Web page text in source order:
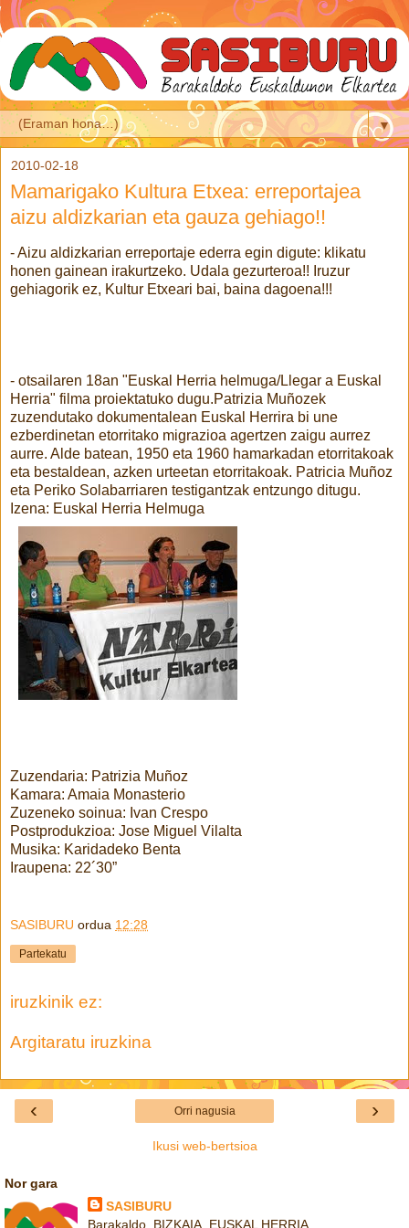
▼
2010-02-18
Mamarigako Kultura Etxea: erreportajea
aizu aldizkarian eta gauza gehiago!!
- Aizu aldizkarian erreportaje ederra egin digute: klikatu
honen gainean irakurtzeko. Udala gezurteroa!! Iruzur
gehiagorik ez, Kultur Etxeari bai, baina dagoena!!!
- otsailaren 18an "Euskal Herria helmuga/Llegar a Euskal
Herria" filma proiektatuko dugu.Patrizia Muñozek
zuzendutako dokumentalean Euskal Herrira bi une
ezberdinetan etorritako migrazioa agertzen zaigu aurrez
aurre. Alde batean, 1950 eta 1960 hamarkadan etorritakoak
eta bestaldean, azken urteetan etorritakoak. Patricia Muñoz
eta Periko Solabarriaren testigantzak entzungo ditugu.
Izena: Euskal Herria Helmuga
Zuzendaria: Patrizia Muñoz
Kamara: Amaia Monasterio
Zuzeneko soinua: Ivan Crespo
Postprodukzioa: Jose Miguel Vilalta
Musika: Karidadeko Benta
Iraupena: 22´30”
SASIBURU ordua 12:28
Partekatu
iruzkinik ez:
Argitaratu iruzkina
‹ ›
Orri nagusia
Ikusi web-bertsioa
Nor gara
SASIBURU
Barakaldo, BIZKAIA, EUSKAL HERRIA